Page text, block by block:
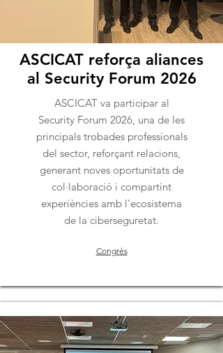
ASCICAT reforça aliances
al Security Forum 2026
ASCICAT va participar al
Security Forum 2026, una de les
principals trobades professionals
del sector, reforçant relacions,
generant noves oportunitats de
col·laboració i compartint
experiències amb l'ecosistema
de la ciberseguretat.
Congrés